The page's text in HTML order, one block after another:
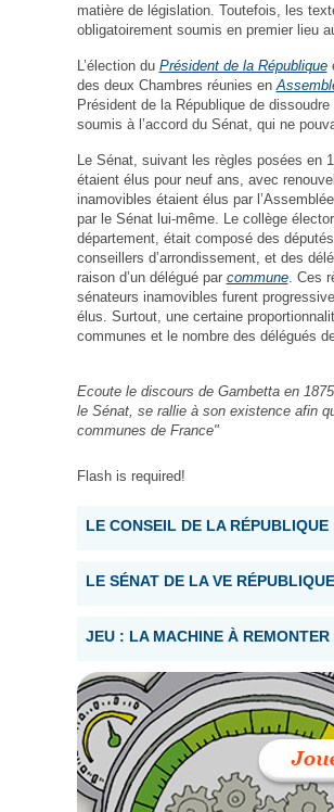
matière de législation. Toutefois, les
obligatoirement soumis en premier lieu
L’élection du Président de la République
des deux Chambres réunies en
Président de la République de
soumis à l’accord du Sénat, qui ne
Le Sénat, suivant les règles posées en
étaient élus pour neuf ans, avec
inamovibles étaient élus par
par le Sénat lui-même. Le collège
département, était composé des
conseillers d’arrondissement, et des
raison d’un délégué par commune. Ces
sénateurs inamovibles furent
élus. Surtout, une certaine
communes et le nombre des délégués
Ecoute le discours de Gambetta en
le Sénat, se rallie à son existence afin
communes de France"
Flash is required!
LE CONSEIL DE LA RÉPUBLIQUE
LE SÉNAT DE LA VE
JEU : LA MACHINE À REMONTER